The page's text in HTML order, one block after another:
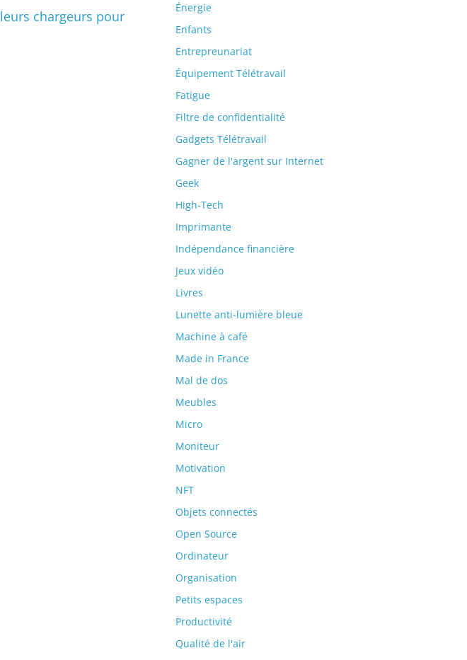
chargeurs pour
Énergie
Enfants
Entrepreunariat
Équipement Télétravail
Fatigue
Filtre de confidentialité
Gadgets Télétravail
Gagner de l'argent sur Internet
Geek
High-Tech
Imprimante
Indépendance financière
Jeux vidéo
Livres
Lunette anti-lumière bleue
Machine à café
Made in France
Mal de dos
Meubles
Micro
Moniteur
Motivation
NFT
Objets connectés
Open Source
Ordinateur
Organisation
Petits espaces
Productivité
Qualité de l'air